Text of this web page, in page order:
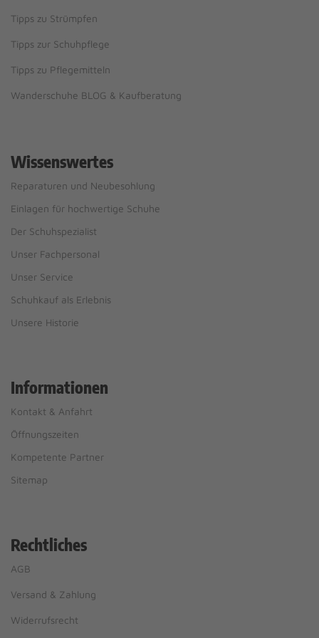
Tipps zu Strümpfen
Tipps zur Schuhpflege
Tipps zu Pflegemitteln
Wanderschuhe BLOG & Kaufberatung
Wissenswertes
Reparaturen und Neubesohlung
Einlagen für hochwertige Schuhe
Der Schuhspezialist
Unser Fachpersonal
Unser Service
Schuhkauf als Erlebnis
Unsere Historie
Informationen
Kontakt & Anfahrt
Öffnungszeiten
Kompetente Partner
Sitemap
Rechtliches
AGB
Versand & Zahlung
Widerrufsrecht